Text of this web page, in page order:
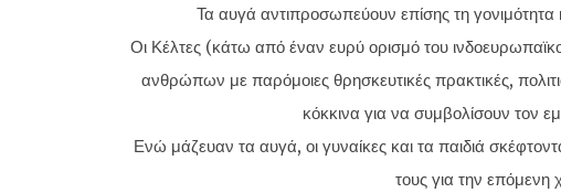
Τα αυγά αντιπροσωπεύουν επίσης τη
Οι Κέλτες (κάτω από έναν ευρύ ορισμό του
ανθρώπων με παρόμοιες θρησκευτικές πρακτικές,
κόκκινα για να συμβολίσουν τον
Ενώ μάζευαν τα αυγά, οι γυναίκες και τα παιδιά
τους για την επόμενη